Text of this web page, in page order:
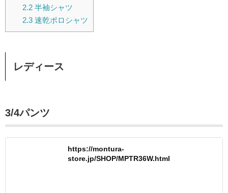
2.2半袖シャツ
2.3速乾ポロシャツ
レディース
3/4パンツ
https://montura-
store.jp/SHOP/MPTR36W.html